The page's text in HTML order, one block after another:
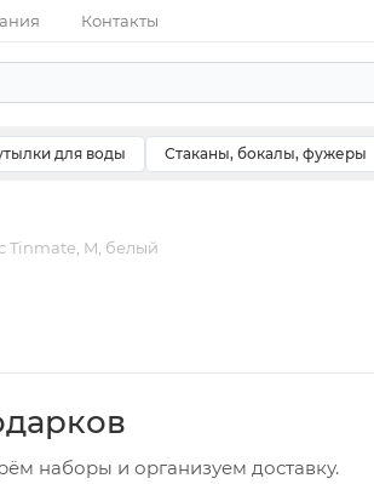
Контакты
для воды Стаканы, бокалы, фужеры
Tinmate, M, белый
наборы и организуем доставку.